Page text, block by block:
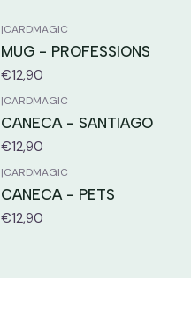
|CARDMAGIC
MUG - PROFESSIONS
€12,90
|CARDMAGIC
CANECA - SANTIAGO
€12,90
|CARDMAGIC
CANECA - PETS
€12,90